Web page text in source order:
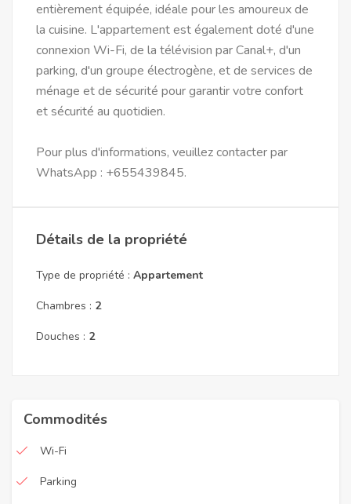
entièrement équipée, idéale pour les amoureux de
la cuisine. L'appartement est également doté d'une
connexion Wi-Fi, de la télévision par Canal+, d'un
parking, d'un groupe électrogène, et de services de
ménage et de sécurité pour garantir votre confort
et sécurité au quotidien.
Pour plus d'informations, veuillez contacter par
WhatsApp : +655439845.
Détails de la propriété
Type de propriété : Appartement
Chambres : 2
Douches : 2
Commodités
Wi-Fi
Parking